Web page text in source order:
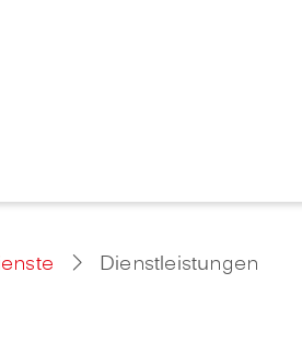
Dienstleistungen